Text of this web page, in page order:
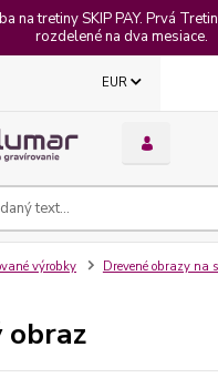
na tretiny SKIP PAY. Prvá
rozdelené na dva mesiace.
EUR
výrobky Drevené obrazy na
obraz